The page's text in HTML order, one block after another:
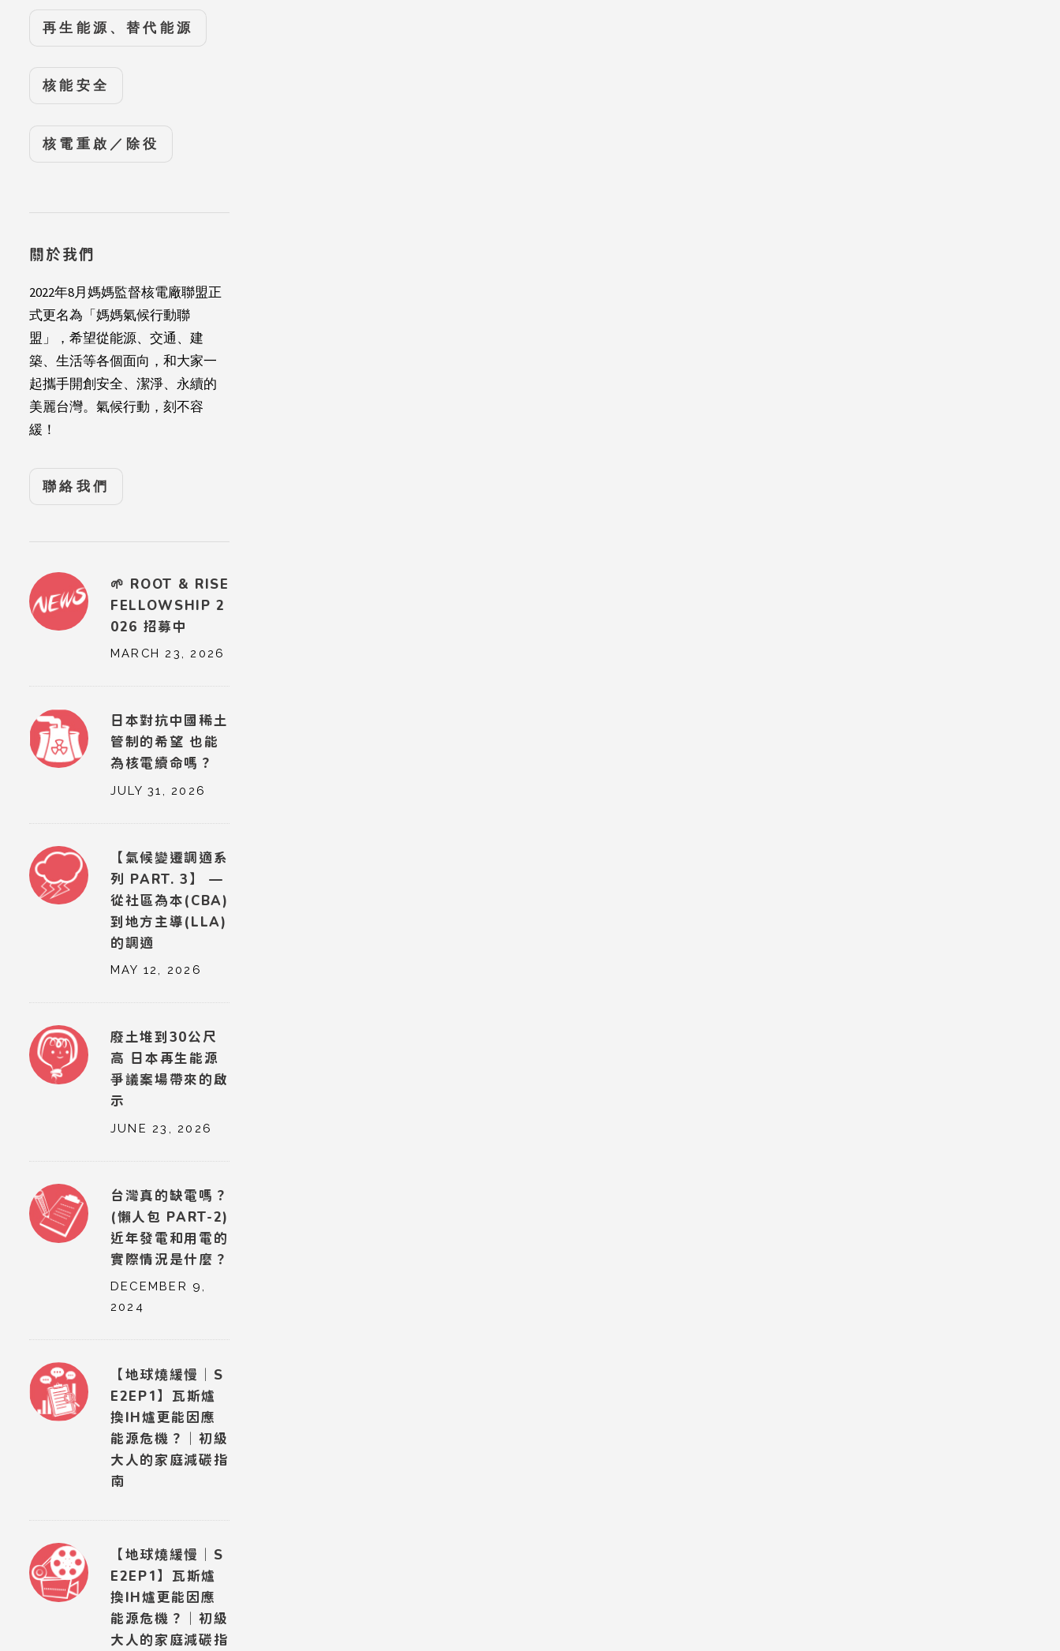
再生能源、替代能源
核能安全
核電重啟／除役
關於我們
2022年8月媽媽監督核電廠聯盟正
式更名為「媽媽氣候行動聯
盟」，希望從能源、交通、建
築、生活等各個面向，和大家一
起攜手開創安全、潔淨、永續的
美麗台灣。氣候行動，刻不容
緩！
聯絡我們
🌱 ROOT & RISE
FELLOWSHIP 2
026 招募中
MARCH 23, 2026
日本對抗中國稀土
管制的希望 也能
為核電續命嗎？
JULY 31, 2026
【氣候變遷調適系
列 PART. 3】 —
從社區為本(CBA)
到地方主導(LLA)
的調適
MAY 12, 2026
廢土堆到30公尺
高 日本再生能源
爭議案場帶來的啟
示
JUNE 23, 2026
台灣真的缺電嗎？
(懶人包 PART-2)
近年發電和用電的
實際情況是什麼？
DECEMBER 9,
2024
【地球燒緩慢｜S
E2EP1】瓦斯爐
換IH爐更能因應
能源危機？｜初級
大人的家庭減碳指
南
【地球燒緩慢｜S
E2EP1】瓦斯爐
換IH爐更能因應
能源危機？｜初級
大人的家庭減碳指